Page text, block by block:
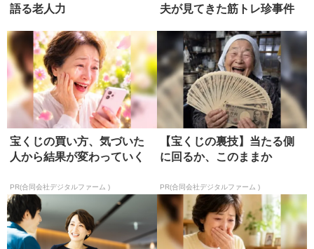
語る老人力
夫が見てきた筋トレ珍事件
宝くじの買い方、気づいた
人から結果が変わっていく
PR(合同会社デジタルファーム )
【宝くじの裏技】当たる側
に回るか、このままか
PR(合同会社デジタルファーム )